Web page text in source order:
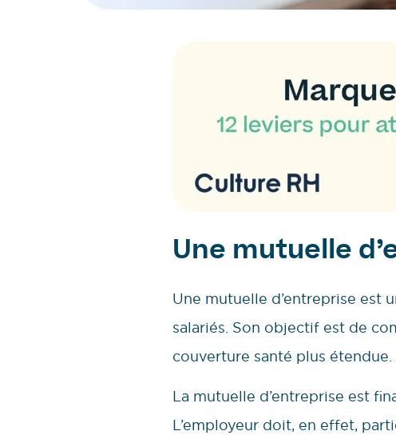
Une mutuelle
Une mutuelle d’entreprise est
salariés. Son objectif est de
couverture santé plus étendue.
La mutuelle d’entreprise est
L’employeur doit, en effet,